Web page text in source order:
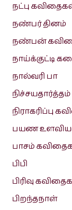
நட்பு
நண்பர் தினம்
நண்பன்
நாய்க்குட்டி
நால்வரி பா
நிச்சயதார்த்தம்
நிராகரிப்பு
பயண
பாசம்
பிபி
பிரிவு
பிறந்தநாள்